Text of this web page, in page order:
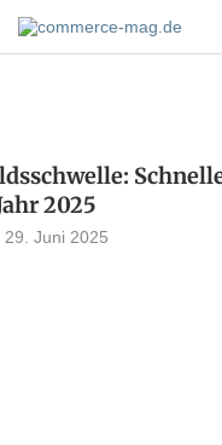
2025
29. Juni 2025